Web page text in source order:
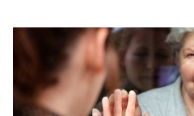
glasnih prošnjah in klicih tudi
zakoraka med svoje pridne,
obiskovalce dežele pod
na prošnje otrok.